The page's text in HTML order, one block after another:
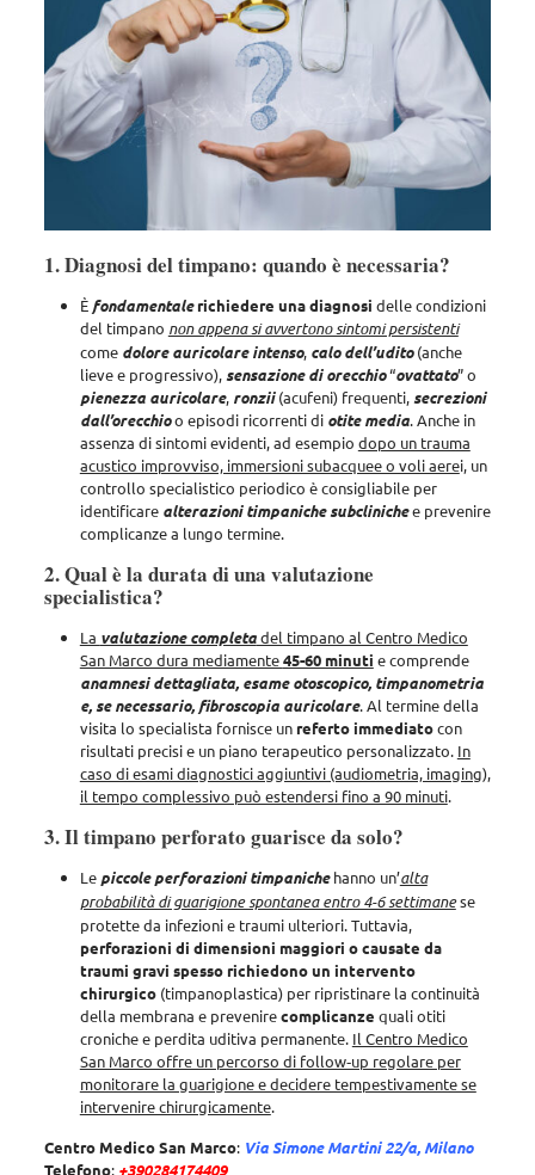
1. Diagnosi del timpano: quando è necessaria?
È fondamentalerichiedere una diagnosi delle condizioni
del timpano non appena si avvertono sintomi persistenti
come dolore auricolare intenso, calo dell’udito(anche
lieve e progressivo), sensazione di orecchio“ovattato” o
pienezza auricolare, ronzii(acufeni) frequenti, secrezioni
dall’orecchioo episodi ricorrenti di otite media. Anche in
assenza di sintomi evidenti, ad esempio dopo un trauma
acustico improvviso, immersioni subacquee o voli aerei, un
controllo specialistico periodico è consigliabile per
identificare alterazioni timpaniche subclinichee prevenire
complicanze a lungo termine.
2. Qual è la durata di una valutazione
specialistica?
La valutazione completadel timpano al Centro Medico
San Marco dura mediamente45-60 minuti e comprende
anamnesi dettagliata, esame otoscopico, timpanometria
e, se necessario, fibroscopia auricolare. Al termine della
visita lo specialista fornisce un referto immediatocon
risultati precisi e un piano terapeutico personalizzato. In
caso di esami diagnostici aggiuntivi (audiometria, imaging),
il tempo complessivo può estendersi fino a 90 minuti.
3. Il timpano perforato guarisce da solo?
Le piccole perforazioni timpanichehanno un’alta
probabilità di guarigione spontanea entro 4-6 settimanese
protette da infezioni e traumi ulteriori. Tuttavia,
perforazioni di dimensioni maggiori o causate da
traumi gravi spesso richiedono un intervento
chirurgico(timpanoplastica) per ripristinare la continuità
della membrana e prevenirecomplicanze quali otiti
croniche e perdita uditiva permanente. Il Centro Medico
San Marco offre un percorso di follow‑up regolare per
monitorare la guarigione e decidere tempestivamente se
intervenire chirurgicamente.
Centro Medico San Marco: Via Simone Martini 22/a, Milano
Telefono: +390284174409